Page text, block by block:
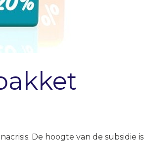
De hoogte van de subsidie is